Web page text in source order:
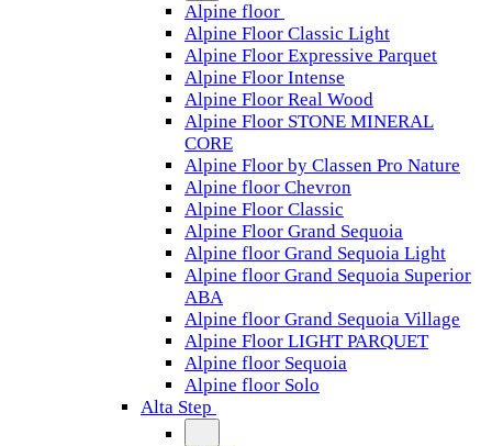
Alpine floor
Alpine Floor Classic Light
Alpine Floor Expressive Parquet
Alpine Floor Intense
Alpine Floor Real Wood
Alpine Floor STONE MINERAL
CORE
Alpine Floor by Classen Pro Nature
Alpine floor Chevron
Alpine Floor Classic
Alpine Floor Grand Sequoia
Alpine floor Grand Sequoia Light
Alpine floor Grand Sequoia Superior
ABA
Alpine floor Grand Sequoia Village
Alpine Floor LIGHT PARQUET
Alpine floor Sequoia
Alpine floor Solo
Alta Step